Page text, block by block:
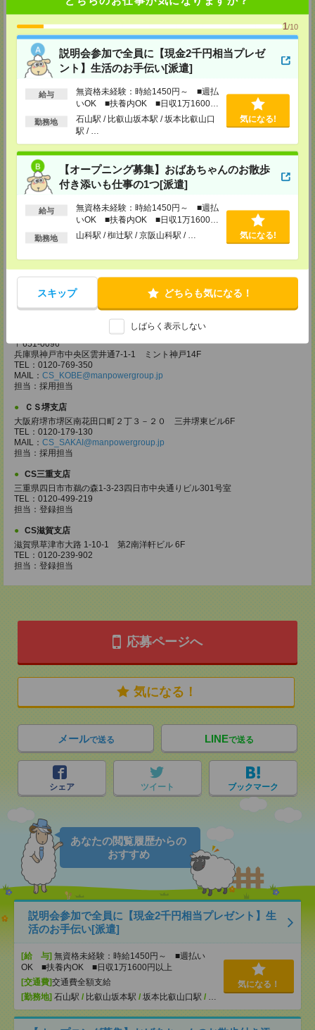
1/10
説明会参加で全員に【現金2千円相当プレゼ
ント】生活のお手伝い[派遣]
給与
無資格未経験：時給1450円～ ■週払
いOK ■扶養内OK ■日収1万1600円
以上
勤務地
石山駅 / 比叡山坂本駅 / 坂本比叡山口
駅 / …
気になる!
【オープニング募集】おばあちゃんのお散歩
付き添いも仕事の1つ[派遣]
給与
無資格未経験：時給1450円～ ■週払
いOK ■扶養内OK ■日収1万1600円
以上
勤務地 山科駅 / 椥辻駅 / 京阪山科駅 / … 気になる!
スキップ どちらも気になる！
しばらく表示しない
【電話登録】30分程度
・経験やご希望などをインタビュー
・お仕事のご紹介など
大阪府大阪市北区堂島2-2-2 近鉄堂島ビル11ＦMAP
TEL：0120-923-052
MAIL：CS_OSAKA@manpowergroup.jp
担当：採用担当
CS難波支店
〒542-0076
TEL：0120-923-052
CS_NANBA@manpowergroup.jp
京都府京都市下京区四条通烏丸東入ル長刀鉾町 8 京都三井ビル 6F
TEL：0120-923-052
MAIL：CS_KYOTO@manpowergroup.jp
担当：採用担当
〒651-0096
兵庫県神戸市中央区雲井通7-1-1 ミント神戸14F
TEL：0120-769-350
MAIL： CS_KOBE@manpowergroup.jp
担当：採用担当
ＣＳ堺支店
大阪府堺市堺区南花田口町２丁３－２０ 三井堺東ビル6F
TEL：0120-179-130
MAIL： CS_SAKAI@manpowergroup.jp
担当：採用担当
CS三重支店
三重県四日市市鵜の森1-3-23四日市中央通りビル301号室
TEL：0120-499-219
担当：登録担当
CS滋賀支店
滋賀県草津市大路 1-10-1 第2南洋軒ビル 6F
TEL：0120-239-902
担当：登録担当
応募ページへ
気になる！
メールで送る LINEで送る
シェア ツイート ブックマーク
あなたの閲覧履歴からの
おすすめ
説明会参加で全員に【現金2千円相当プレゼント】生
活のお手伝い[派遣]
[給 与] 無資格未経験：時給1450円～ ■週払い
OK ■扶養内OK ■日収1万1600円以上
[交通費]交通費全額支給
[勤務地] 石山駅 / 比叡山坂本駅 / 坂本比叡山口駅 / …
気になる！